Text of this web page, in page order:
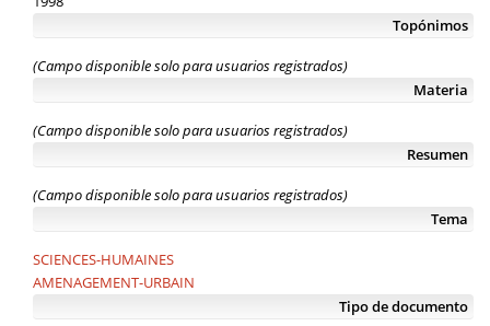
Topónimos
(Campo disponible solo para usuarios registrados)
Materia
(Campo disponible solo para usuarios registrados)
Resumen
(Campo disponible solo para usuarios registrados)
Tema
SCIENCES-HUMAINES
AMENAGEMENT-URBAIN
Tipo de documento